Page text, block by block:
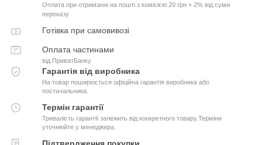
Оплата при отриманні на пошті з комісією 20 грн + 2% від суми
переказу
Готівка при самовивозі
Оплата частинами
від ПриватБанку
Гарантія від виробника
На товар поширюється офіційна гарантія виробника або
постачальника.
Термін гарантії
Тривалість гарантії залежить від конкретного товару.Терміни
уточнюйте у менеджера.